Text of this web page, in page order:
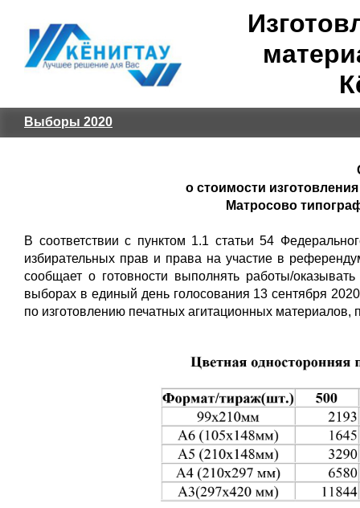
Выборы 2020
о стоимости
Матросово
В соответствии с пунктом 1.1 статьи 54
избирательных прав и права на участие в
сообщает о готовности выполнять работы/
выборах в единый день голосования 13 сентября
по изготовлению печатных агитационных материалов,